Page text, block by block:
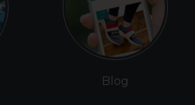
Blog